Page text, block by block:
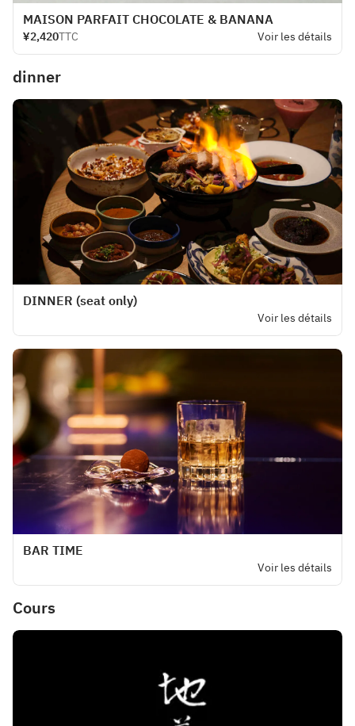
MAISON PARFAIT CHOCOLATE & BANANA
¥2,420TTC Voir les détails
dinner
DINNER (seat only)
Voir les détails
BAR TIME
Voir les détails
Cours